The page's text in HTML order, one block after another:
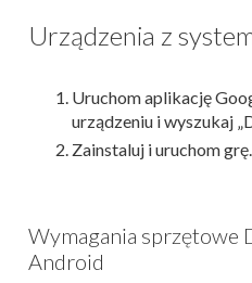
Urządzenia z
Uruchom aplikację
urządzeniu i wyszukaj
Zainstaluj i uruchom grę.
Wymagania sprzętowe
Android